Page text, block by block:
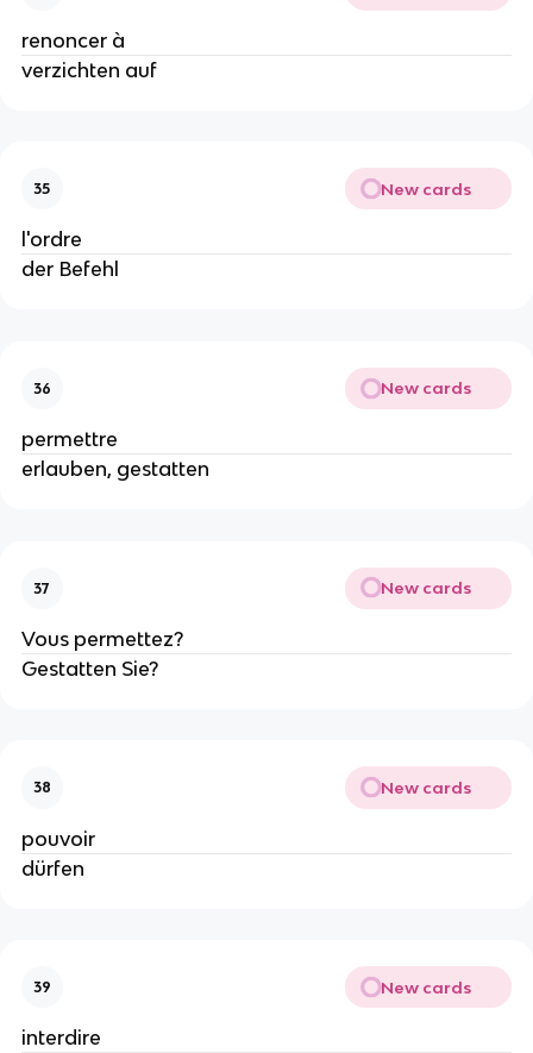
renoncer à
verzichten auf
35 New cards
l'ordre
der Befehl
36 New cards
permettre
erlauben, gestatten
37 New cards
Vous permettez?
Gestatten Sie?
38 New cards
pouvoir
dürfen
39 New cards
interdire